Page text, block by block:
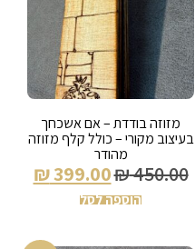
מזוזה בודדת – אם אשכחך
בעיצוב מקורי – כולל קלף מזוזה
מהודר
₪450.00
₪399.00
הוספה לסל